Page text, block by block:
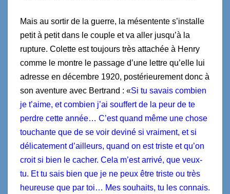
Mais au sortir de la guerre, la mésentente s’installe
petit à petit dans le couple et va aller jusqu’à la
rupture. Colette est toujours très attachée à Henry
comme le montre le passage d’une lettre qu’elle lui
adresse en décembre 1920, postérieurement donc à
son aventure avec Bertrand : «Si tu savais combien
je t’aime, et combien j’ai souffert de la peur de te
perdre cette année… C’est quand même une chose
touchante que de se voir deviné si vraiment, et si
délicatement d’ailleurs, quand on est triste et qu’on
croit si bien le cacher. Cela m’est arrivé, que veux-
tu. Et tu sais bien que je ne peux être triste ou très
heureuse que par toi… Mes souhaits, tu les connais.